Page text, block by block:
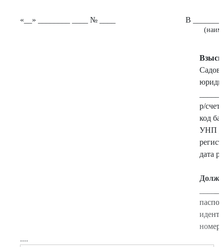
«__» ________ ____ № ____ В
р/счет
код
УНП
дата
номер
....